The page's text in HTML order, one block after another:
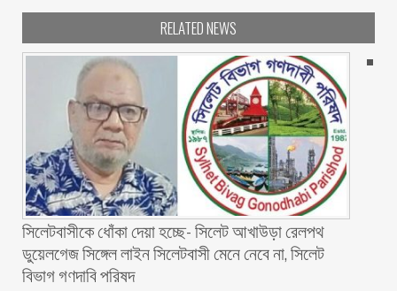
RELATED NEWS
‎সিলেটবাসীকে ধোঁকা দেয়া হচ্ছে- সিলেট আখাউড়া রেলপথ
ডুয়েলগেজ সিঙ্গেল লাইন সিলেটবাসী মেনে নেবে না, সিলেট
বিভাগ গণদাবি পরিষদ